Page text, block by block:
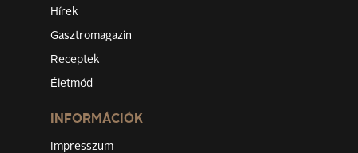
Hírek
Gasztromagazin
Receptek
Életmód
INFORMÁCIÓK
Impresszum